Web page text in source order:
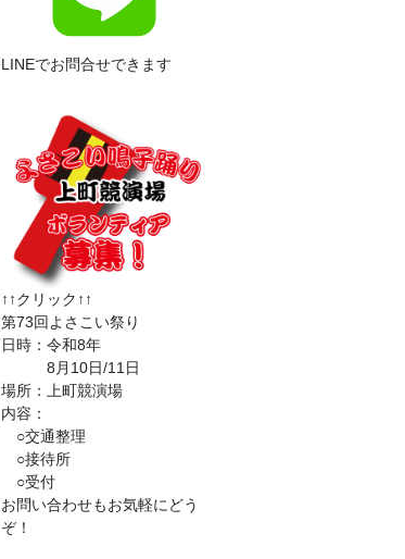
LINEでお問合せできます
↑↑クリック↑↑
第73回よさこい祭り
日時：令和8年
8月10日/11日
場所：上町競演場
内容：
○交通整理
○接待所
○受付
お問い合わせもお気軽にどう
ぞ！